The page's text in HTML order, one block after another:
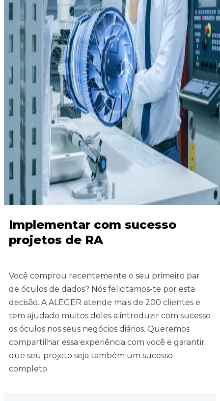
Implementar com sucesso
projetos de RA
Você comprou recentemente o seu primeiro par
de óculos de dados? Nós felicitamos-te por esta
decisão. A ALEGER atende mais de 200 clientes e
tem ajudado muitos deles a introduzir com sucesso
os óculos nos seus negócios diários. Queremos
compartilhar essa experiência com você e garantir
que seu projeto seja também um sucesso
completo.